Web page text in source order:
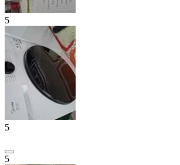
5
5
5